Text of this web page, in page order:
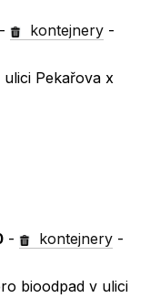
- kontejnery -
Pekařova x
- kontejnery -
bioodpad v ulici